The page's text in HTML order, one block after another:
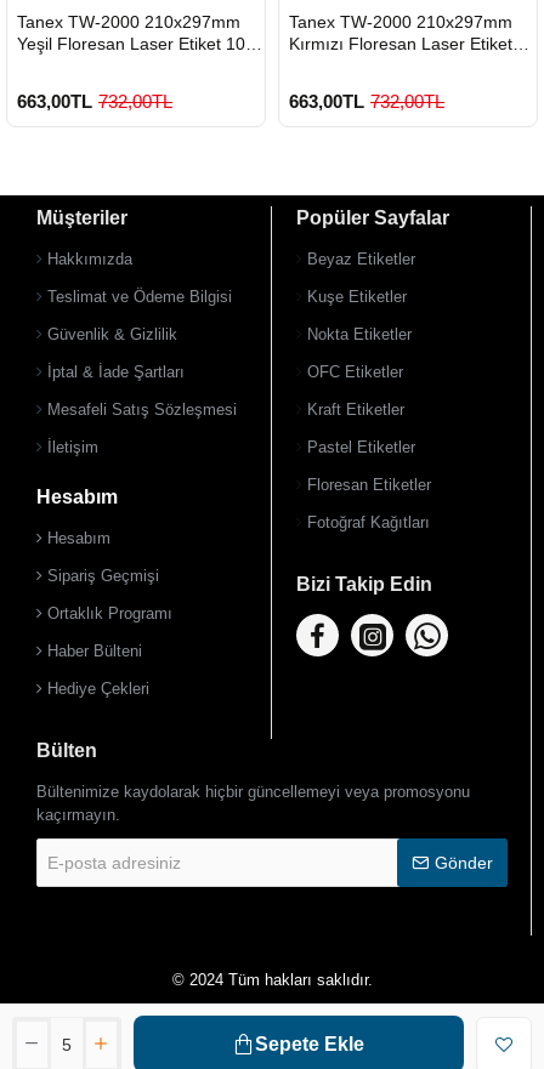
Sepete Ekle
GÖNDERİ
900 TL Üzeri Kargo Ücretsiz
Tanex TW-2000 210x297mm
Yeşil Floresan Laser Etiket 100
663,00TL 732,00TL
GÖNDERİ
900 TL Üzeri Kargo Ücretsiz
Tanex TW-2000 210x297mm
Kırmızı Floresan Laser Etiket
663,00TL 732,00TL
Müşteriler
Hakkımızda
Teslimat ve Ödeme Bilgisi
Güvenlik & Gizlilik
İptal & İade Şartları
Mesafeli Satış Sözleşmesi
İletişim
Hesabım
Hesabım
Sipariş Geçmişi
Ortaklık Programı
Haber Bülteni
Hediye Çekleri
Popüler Sayfalar
Beyaz Etiketler
Kuşe Etiketler
Nokta Etiketler
OFC Etiketler
Kraft Etiketler
Pastel Etiketler
Floresan Etiketler
Fotoğraf Kağıtları
Bizi Takip Edin
Bülten
Bültenimize kaydolarak hiçbir güncellemeyi veya promosyonu
kaçırmayın.
posta
adresiniz
Gönder
© 2024 Tüm hakları saklıdır.